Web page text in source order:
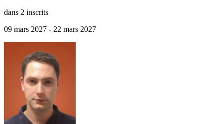
dans 2 inscrits
09 mars 2027 - 22 mars 2027